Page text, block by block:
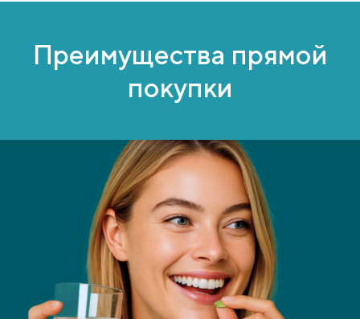
Преимущества прямой
покупки